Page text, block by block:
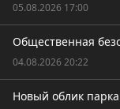
05.08.2026 17:00
Общественная
04.08.2026 20:22
Новый облик